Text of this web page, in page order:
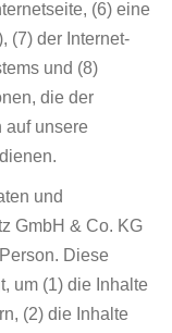
(6) eine
(7) der Internet-
und (8)
die der
auf unsere
und
GmbH & Co. KG
Diese
um (1) die Inhalte
(2) die Inhalte